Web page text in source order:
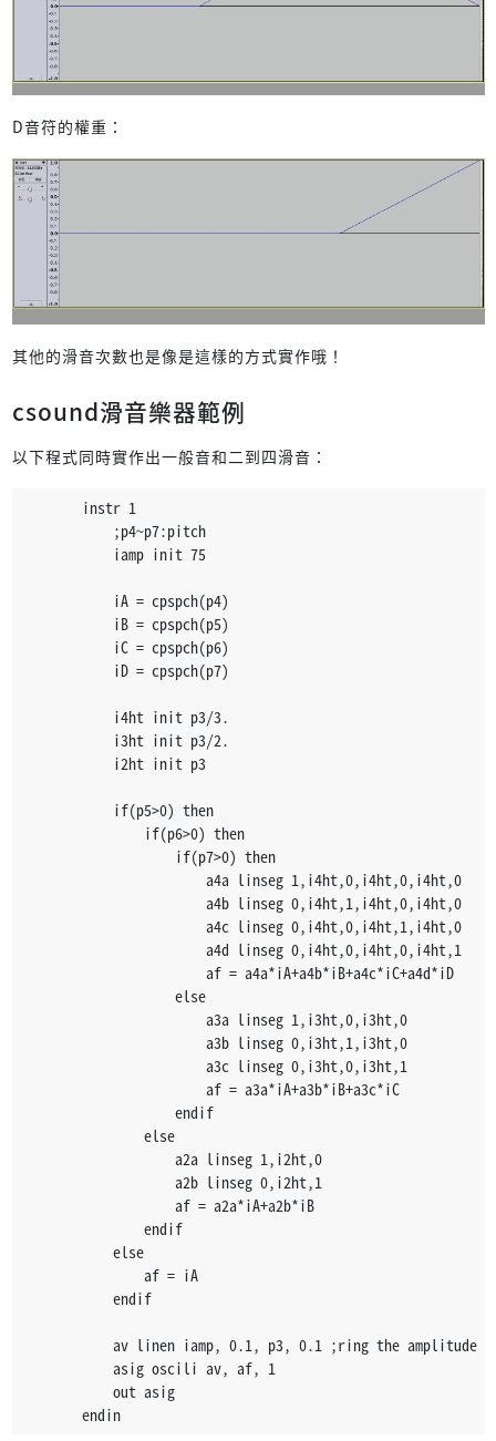
D音符的權重：
其他的滑音次數也是像是這樣的方式實作哦！
csound滑音樂器範例
以下程式同時實作出一般音和二到四滑音：
		instr 1
			;p4~p7:pitch
			iamp init 75
			iA = cpspch(p4)
			iB = cpspch(p5)
			iC = cpspch(p6)
			iD = cpspch(p7)
			i4ht init p3/3.
			i3ht init p3/2.
			i2ht init p3
			if(p5>0) then
				if(p6>0) then
					if(p7>0) then
						a4a linseg 1,i4ht,0,i4ht,0,i4ht,0
						a4b linseg 0,i4ht,1,i4ht,0,i4ht,0
						a4c linseg 0,i4ht,0,i4ht,1,i4ht,0
						a4d linseg 0,i4ht,0,i4ht,0,i4ht,1
						af = a4a*iA+a4b*iB+a4c*iC+a4d*iD
					else
						a3a linseg 1,i3ht,0,i3ht,0
						a3b linseg 0,i3ht,1,i3ht,0
						a3c linseg 0,i3ht,0,i3ht,1
						af = a3a*iA+a3b*iB+a3c*iC
					endif
				else
					a2a linseg 1,i2ht,0
					a2b linseg 0,i2ht,1
					af = a2a*iA+a2b*iB
				endif
			else
				af = iA
			endif
			av linen iamp, 0.1, p3, 0.1 ;ring the amplitude
			asig oscili av, af, 1
			out asig
		endin